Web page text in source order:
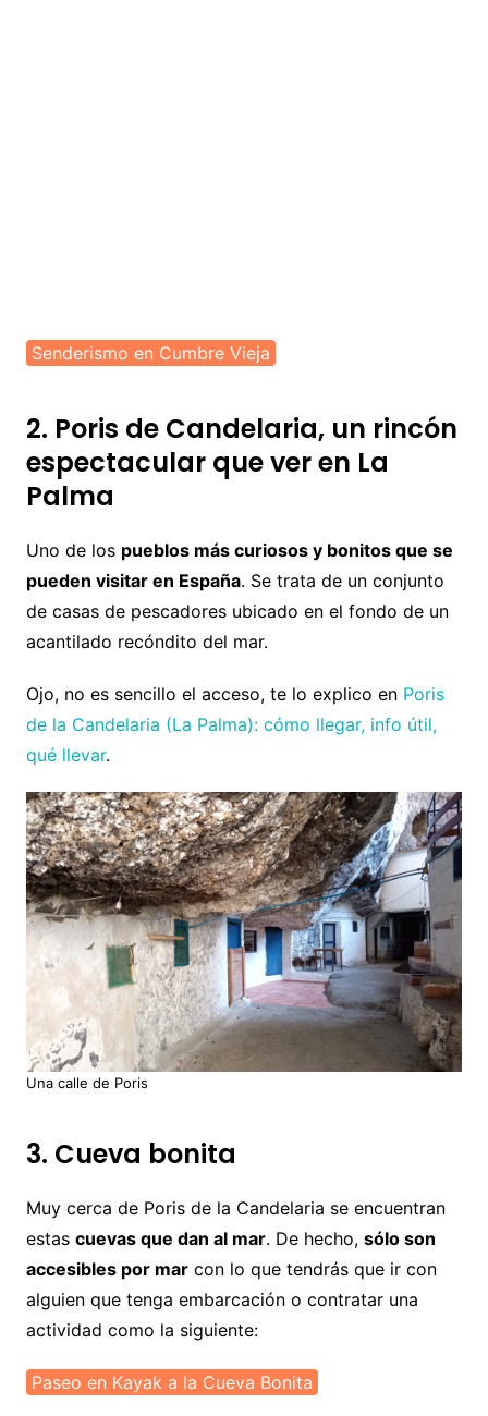
Senderismo en Cumbre Vieja
2. Poris de Candelaria, un rincón
espectacular que ver en La
Palma
Uno de los pueblos más curiosos y bonitos que se
pueden visitar en España. Se trata de un conjunto
de casas de pescadores ubicado en el fondo de un
acantilado recóndito del mar.
Ojo, no es sencillo el acceso, te lo explico en Poris
de la Candelaria (La Palma): cómo llegar, info útil,
qué llevar.
Una calle de Poris
3. Cueva bonita
Muy cerca de Poris de la Candelaria se encuentran
estas cuevas que dan al mar. De hecho, sólo son
accesibles por marcon lo que tendrás que ir con
alguien que tenga embarcación o contratar una
actividad como la siguiente:
Paseo en Kayak a la Cueva Bonita